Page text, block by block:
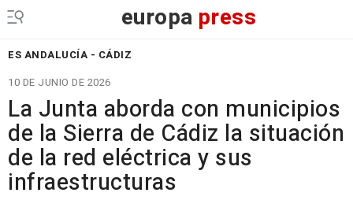
europa press
ES ANDALUCÍA - CÁDIZ
10 DE JUNIO DE 2026
La Junta aborda con municipios
de la Sierra de Cádiz la situación
de la red eléctrica y sus
infraestructuras